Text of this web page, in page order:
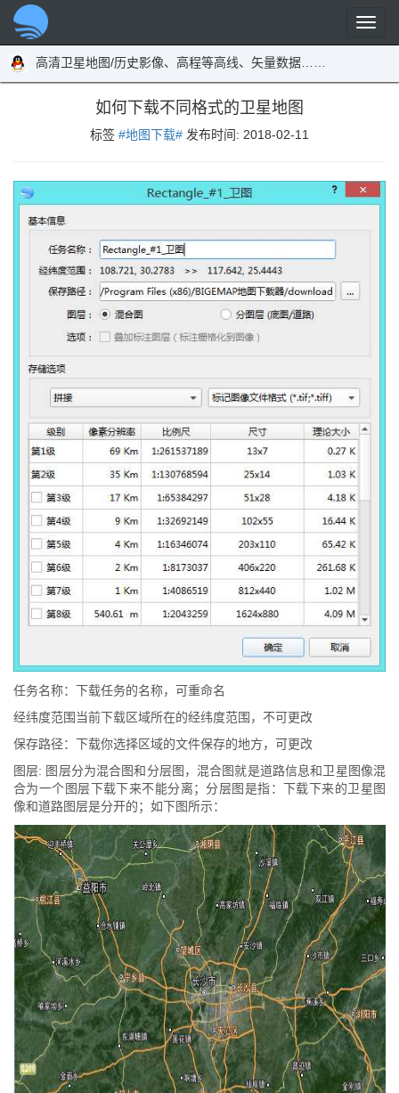
高清卫星地图/历史影像、高程等高线、矢量数据……
如何下载不同格式的卫星地图
标签 #地图下载# 发布时间: 2018-02-11
任务名称：下载任务的名称，可重命名
经纬度范围当前下载区域所在的经纬度范围，不可更改
保存路径：下载你选择区域的文件保存的地方，可更改
图层: 图层分为混合图和分层图，混合图就是道路信息和卫星图像混
合为一个图层下载下来不能分离；分层图是指：下载下来的卫星图
像和道路图层是分开的；如下图所示：